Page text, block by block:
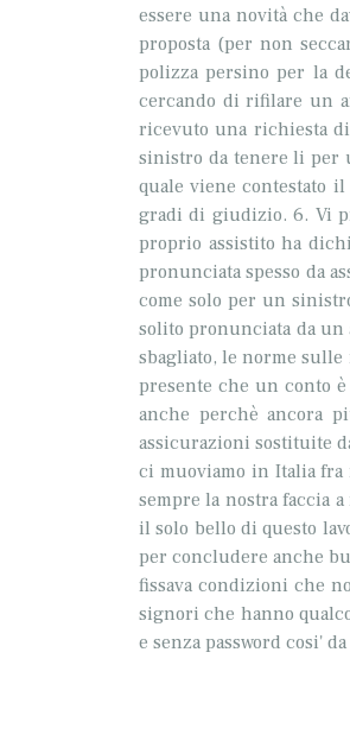
essere una novità che
proposta (per non
polizza persino per la
cercando di rifilare un
ricevuto una richiesta
sinistro da tenere li per
quale viene contestato
gradi di giudizio. 6. Vi
proprio assistito ha
pronunciata spesso da
come solo per un
solito pronunciata da un
sbagliato, le norme
presente che un conto
anche perchè ancora
assicurazioni sostituite
ci muoviamo in Italia
sempre la nostra faccia
il solo bello di questo
per concludere anche
fissava condizioni che
signori che hanno
e senza password cosi'